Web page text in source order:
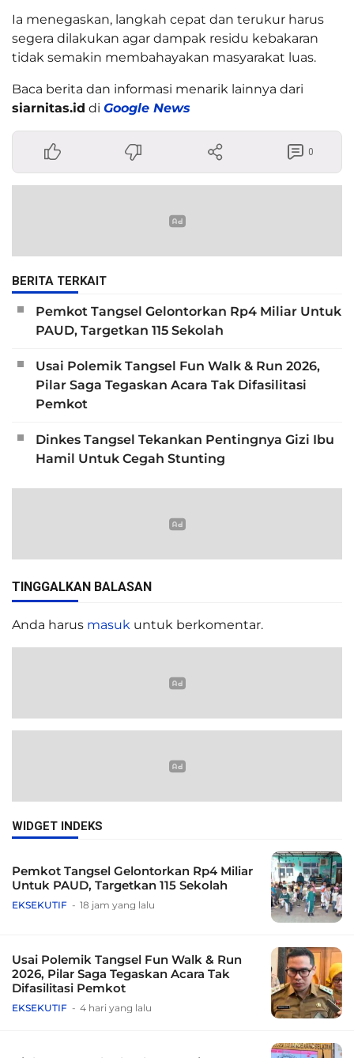
Ia menegaskan, langkah cepat dan terukur harus
segera dilakukan agar dampak residu kebakaran
tidak semakin membahayakan masyarakat luas.
Baca berita dan informasi menarik lainnya dari
siarnitas.id di Google News
0
BERITA TERKAIT
Pemkot Tangsel Gelontorkan Rp4 Miliar Untuk
PAUD, Targetkan 115 Sekolah
Usai Polemik Tangsel Fun Walk & Run 2026,
Pilar Saga Tegaskan Acara Tak Difasilitasi
Pemkot
Dinkes Tangsel Tekankan Pentingnya Gizi Ibu
Hamil Untuk Cegah Stunting
TINGGALKAN BALASAN
Anda harus masuk untuk berkomentar.
WIDGET INDEKS
Pemkot Tangsel Gelontorkan Rp4 Miliar
Untuk PAUD, Targetkan 115 Sekolah
EKSEKUTIF 18 jam yang lalu
Usai Polemik Tangsel Fun Walk & Run
2026, Pilar Saga Tegaskan Acara Tak
Difasilitasi Pemkot
EKSEKUTIF 4 hari yang lalu